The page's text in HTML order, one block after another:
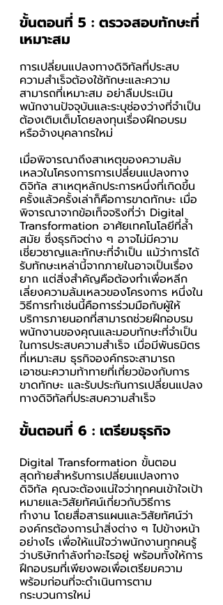
ขั้นตอนที่ 5 : ตรวจสอบทักษะที่
เหมาะสม
การเปลี่ยนแปลงทางดิจิทัลที่ประสบ
ความสำเร็จต้องใช้ทักษะและความ
สามารถที่เหมาะสม อย่าลืมประเมิน
พนักงานปัจจุบันและระบุช่องว่างที่จำเป็น
ต้องเติมเต็มโดยลงทุนเรื่องฝึกอบรม
หรือจ้างบุคลากรใหม่
เมื่อพิจารณาถึงสาเหตุของความล้ม
เหลวในโครงการการเปลี่ยนแปลงทาง
ดิจิทัล สาเหตุหลักประการหนึ่งที่เกิดขึ้น
ครั้งแล้วครั้งเล่าก็คือการขาดทักษะ เมื่อ
พิจารณาจากข้อเท็จจริงที่ว่า Digital
Transformation อาศัยเทคโนโลยีที่ล้ำ
สมัย ซึ่งธุรกิจต่าง ๆ อาจไม่มีความ
เชี่ยวชาญและทักษะที่จำเป็น แม้ว่าการได้
รับทักษะเหล่านี้จากภายในอาจเป็นเรื่อง
ยาก แต่สิ่งสำคัญคือต้องทำเพื่อหลีก
เลี่ยงความล้มเหลวของโครงการ หนึ่งใน
วิธีการทำเช่นนี้คือการร่วมมือกับผู้ให้
บริการภายนอกที่สามารถช่วยฝึกอบรม
พนักงานของคุณและมอบทักษะที่จำเป็น
ในการประสบความสำเร็จ เมื่อมีพันธมิตร
ที่เหมาะสม ธุรกิจองค์กรจะสามารถ
เอาชนะความท้าทายที่เกี่ยวข้องกับการ
ขาดทักษะ และรับประกันการเปลี่ยนแปลง
ทางดิจิทัลที่ประสบความสำเร็จ
ขั้นตอนที่ 6 : เตรียมธุรกิจ
Digital Transformation ขั้นตอน
สุดท้ายสำหรับการเปลี่ยนแปลงทาง
ดิจิทัล คุณจะต้องแน่ใจว่าทุกคนเข้าใจเป้า
หมายและวิสัยทัศน์เกี่ยวกับวิธีการ
ทำงาน โดยสื่อสารแผนและวิสัยทัศน์ว่า
องค์กรต้องการนำสิ่งต่าง ๆ ไปข้างหน้า
อย่างไร เพื่อให้แน่ใจว่าพนักงานทุกคนรู้
ว่าบริษัทกำลังทำอะไรอยู่ พร้อมทั้งให้การ
ฝึกอบรมที่เพียงพอเพื่อเตรียมความ
พร้อมก่อนที่จะดำเนินการตาม
กระบวนการใหม่